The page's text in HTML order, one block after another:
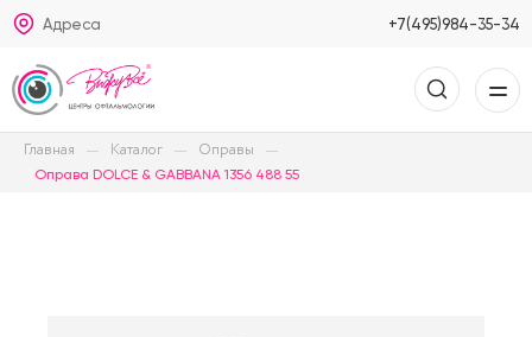
Адреса +7(495)984-35-34
Главная Каталог Оправы
Оправа DOLCE & GABBANA 1356 488 55